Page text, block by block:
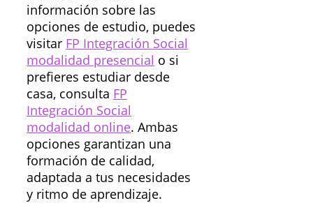
información sobre las
opciones de estudio, puedes
visitar FP Integración Social
modalidad presencial o si
prefieres estudiar desde
casa, consulta FP
Integración Social
modalidad online. Ambas
opciones garantizan una
formación de calidad,
adaptada a tus necesidades
y ritmo de aprendizaje.